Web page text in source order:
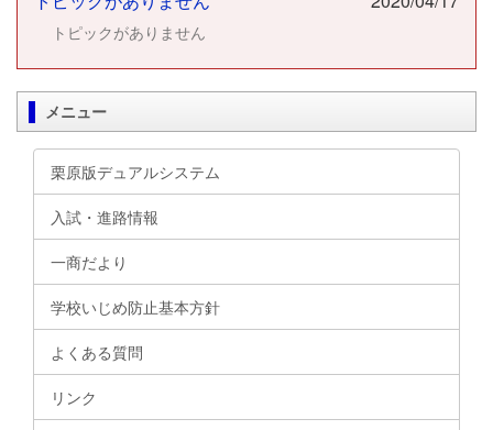
トピックがありません
メニュー
栗原版デュアルシステム
入試・進路情報
一商だより
学校いじめ防止基本方針
よくある質問
リンク